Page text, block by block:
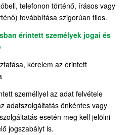
telefonon történő, írásos vagy
továbbítása szigorúan tilos.
érintett személyek jogai és
kérelem az érintett
személlyel az adat felvétele
adatszolgáltatás önkéntes vagy
esetén meg kell jelölni
jogszabályt is.